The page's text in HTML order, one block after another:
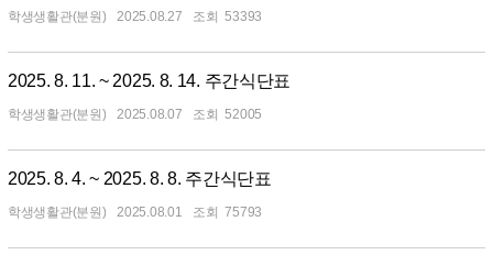
학생생활관(분원) 2025.08.27 53393
2025. 8. 11. ~ 2025. 8. 14. 주간식단표
학생생활관(분원) 2025.08.07 52005
2025. 8. 4. ~ 2025. 8. 8. 주간식단표
학생생활관(분원) 2025.08.01 75793